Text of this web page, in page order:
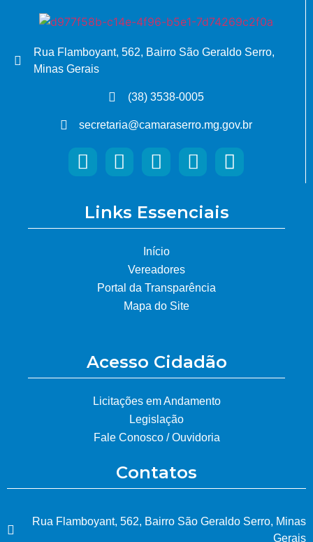
Rua Flamboyant, 562, Bairro São Geraldo Serro,
Minas Gerais
(38) 3538-0005
secretaria@camaraserro.mg.gov.br
Links Essenciais
Início
Vereadores
Portal da Transparência
Mapa do Site
Acesso Cidadão
Licitações em Andamento
Legislação
Fale Conosco / Ouvidoria
Contatos
Rua Flamboyant, 562, Bairro São Geraldo Serro, Minas
Gerais